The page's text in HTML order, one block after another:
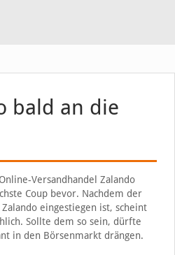
bald an die
Versandhandel Zalando
Coup bevor. Nachdem der
eingestiegen ist, scheint
Sollte dem so sein, dürfte
in den Börsenmarkt drängen.